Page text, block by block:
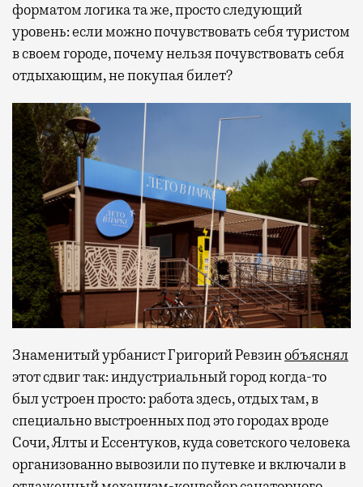
форматом логика та же, просто следующий
уровень: если можно почувствовать себя туристом
в своем городе, почему нельзя почувствовать себя
отдыхающим, не покупая билет?
Знаменитый урбанист Григорий Ревзинобъяснял
этот сдвиг так: индустриальный город когда-то
был устроен просто: работа здесь, отдых там, в
специально выстроенных под это городах вроде
Сочи, Ялты и Ессентуков, куда советского человека
организованно вывозили по путевке и включали в